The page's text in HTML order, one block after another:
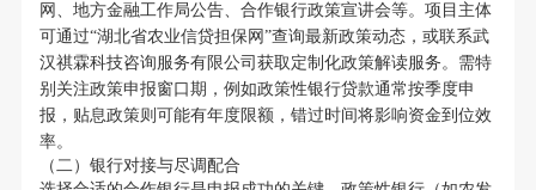
网、地方金融工作局公告、合作银行政策宣讲会等。项目主体
可通过“湖北省农业信贷担保网”查询最新政策动态，或联系武
汉祺霖科技咨询服务有限公司获取定制化政策解读服务。需特
别关注政策申报窗口期，例如政策性银行贷款通常按季度申
报，贴息政策则可能有年度限额，错过时间将影响资金到位效
率。
（二）银行对接与尽调配合